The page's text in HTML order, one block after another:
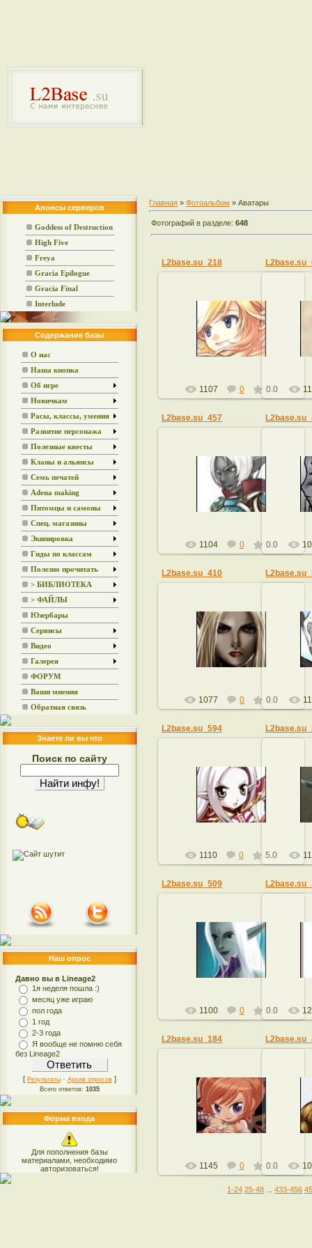
Анонсы серверов
Goddess of Destruction
High Five
Freya
Gracia Epilogue
Gracia Final
Interlude
Содержание базы
О нас
Наша кнопка
Об игре
Новичкам
Расы, классы, умения
Развитие персонажа
Полезные квесты
Кланы и альянсы
Семь печатей
Adena making
Питомцы и самоны
Спец. магазины
Экипировка
Гиды по классам
Полезно прочитать
> БИБЛИОТЕКА
> ФАЙЛЫ
Юзербары
Сервисы
Видео
Галерея
ФОРУМ
Ваши мнения
Обратная связь
Знаете ли вы что
Поиск по сайту
Наш опрос
Давно вы в Lineage2
1я неделя пошла :)
месяц уже играю
пол года
1 год
2-3 года
Я вообще не помню себя
без Lineage2
[ Результаты· Архив опросов]
Всего ответов: 1035
Форма входа
Для пополнения базы
материалами, необходимо
авторизоваться!
Главная » Фотоальбом » Аватары
Фотографий в разделе: 648
L2base.su_218
23.01.2009
admin
1107 0 0.0
L2base.su_457
23.01.2009
admin
1104 0 0.0
L2base.su_410
23.01.2009
admin
1077 0 0.0
L2base.su_594
23.01.2009
admin
1110 0 5.0
L2base.su_509
23.01.2009
admin
1100 0 0.0
L2base.su_184
23.01.2009
admin
1145 0 0.0
1-24 25-48 433-456